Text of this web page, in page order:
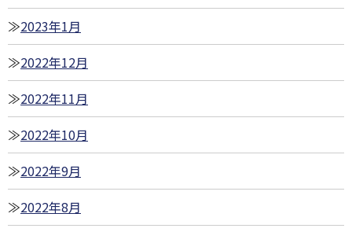
2023年1月
2022年12月
2022年11月
2022年10月
2022年9月
2022年8月